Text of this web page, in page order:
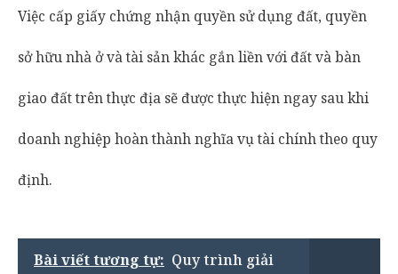
Việc cấp giấy chứng nhận quyền sử dụng đất, quyền
sở hữu nhà ở và tài sản khác gắn liền với đất và bàn
giao đất trên thực địa sẽ được thực hiện ngay sau khi
doanh nghiệp hoàn thành nghĩa vụ tài chính theo quy
định.
Bài viết tương tự: Quy trình giải